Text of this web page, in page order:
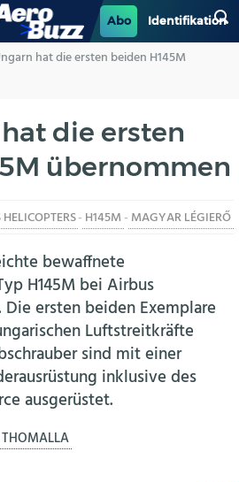
Abo Identifikation
hat die ersten beiden H145M
die ersten
übernommen
- H145M - MAGYAR LÉGIERŐ
bewaffnete
H145M bei Airbus
ersten beiden Exemplare
Luftstreitkräfte
sind mit einer
inklusive des
ausgerüstet.